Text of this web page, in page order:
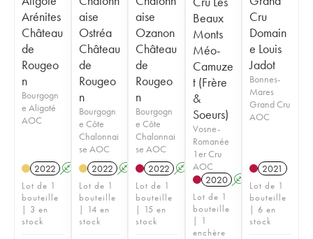
Arénites
Château
de
Rougeo
n
Bourgogn
e Aligoté
AOC
2022 A
Lot de 1
bouteille
| 3 en
stock
aise
Ostréa
Château
de
Rougeo
n
Bourgogn
e Côte
Chalonnai
se AOC
2022 A
Lot de 1
bouteille
| 14 en
stock
aise
Ozanon
Château
de
Rougeo
n
Bourgogn
e Côte
Chalonnai
se AOC
2022 A
Lot de 1
bouteille
| 15 en
stock
Beaux
Monts
Méo-
Camuze
t (Frère
&
Soeurs)
Vosne-
Romanée
1er Cru
AOC
2020 A
Lot de 1
bouteille
| 1
enchère
Cru
Domain
e Louis
Jadot
Bonnes-
Mares
Grand Cru
AOC
2021
Lot de 1
bouteille
| 6 en
stock